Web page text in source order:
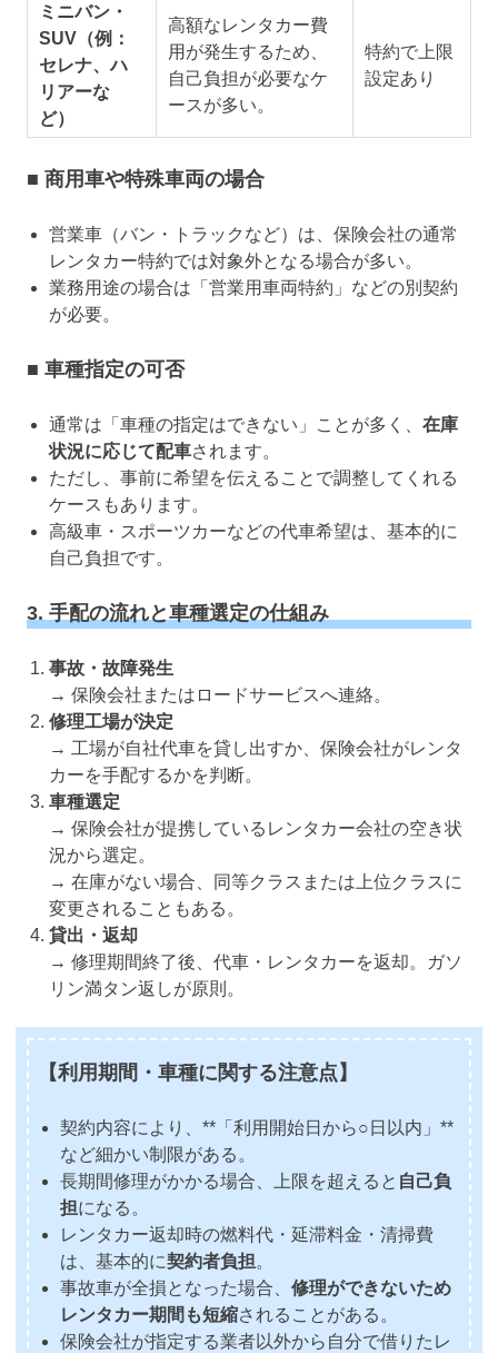
ミニバン・
SUV（例：
セレナ、ハ
リアーな
ど）
高額なレンタカー費
用が発生するため、
自己負担が必要なケ
ースが多い。
特約で上限
設定あり
■ 商用車や特殊車両の場合
営業車（バン・トラックなど）は、保険会社の通常
レンタカー特約では対象外となる場合が多い。
業務用途の場合は「営業用車両特約」などの別契約
が必要。
■ 車種指定の可否
通常は「車種の指定はできない」ことが多く、 在庫
状況に応じて配車されます。
ただし、事前に希望を伝えることで調整してくれる
ケースもあります。
高級車・スポーツカーなどの代車希望は、基本的に
自己負担です。
3. 手配の流れと車種選定の仕組み
事故・故障発生
→ 保険会社またはロードサービスへ連絡。
修理工場が決定
→ 工場が自社代車を貸し出すか、保険会社がレンタ
カーを手配するかを判断。
車種選定
→ 保険会社が提携しているレンタカー会社の空き状
況から選定。
→ 在庫がない場合、同等クラスまたは上位クラスに
変更されることもある。
貸出・返却
→ 修理期間終了後、代車・レンタカーを返却。ガソ
リン満タン返しが原則。
【利用期間・車種に関する注意点】
契約内容により、**「利用開始日から○日以内」**
など細かい制限がある。
長期間修理がかかる場合、上限を超えると 自己負
担になる。
レンタカー返却時の燃料代・延滞料金・清掃費
は、基本的に契約者負担。
事故車が全損となった場合、 修理ができないため
レンタカー期間も短縮されることがある。
保険会社が指定する業者以外から自分で借りたレ